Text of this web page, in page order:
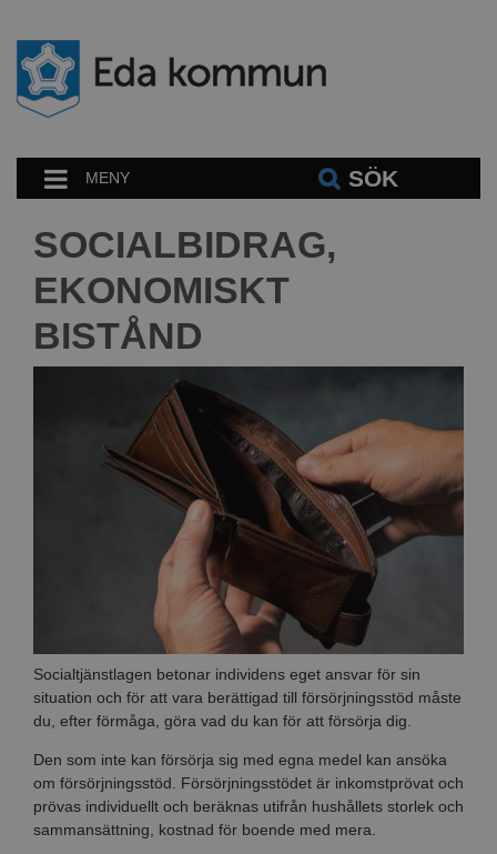
MENY SÖK
SOCIALBIDRAG,
EKONOMISKT
BISTÅND
Socialtjänstlagen betonar individens eget ansvar för sin
situation och för att vara berättigad till försörjningsstöd måste
du, efter förmåga, göra vad du kan för att försörja dig.
Den som inte kan försörja sig med egna medel kan ansöka
om försörjningsstöd. Försörjningsstödet är inkomstprövat och
prövas individuellt och beräknas utifrån hushållets storlek och
sammansättning, kostnad för boende med mera.